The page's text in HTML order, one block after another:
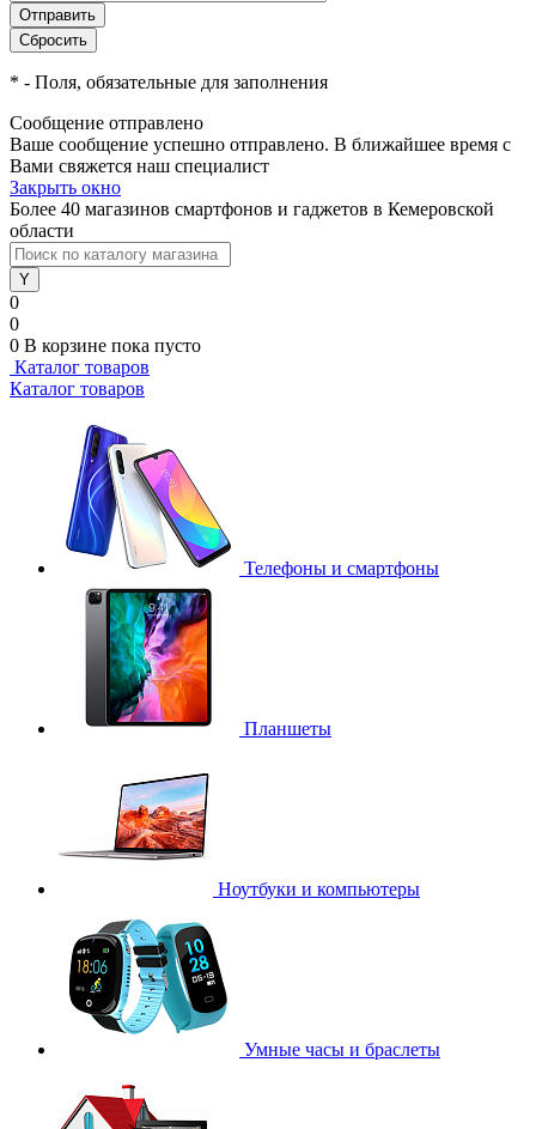
* - Поля, обязательные для заполнения
Сообщение отправлено
Ваше сообщение успешно отправлено. В ближайшее время с
Вами свяжется наш специалист
Закрыть окно
Более 40 магазинов смартфонов и гаджетов в Кемеровской
области
0
0
0 В корзине пока пусто
Каталог товаров
Каталог товаров
Телефоны и смартфоны
Планшеты
Ноутбуки и компьютеры
Умные часы и браслеты